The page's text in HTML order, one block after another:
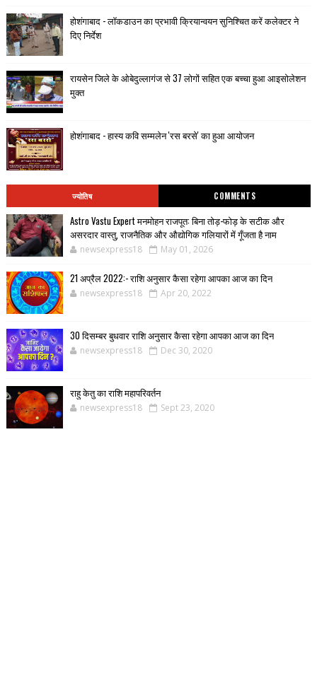
होशंगाबाद - लॉकडाउन का प्रभावी क्रियान्वयन सुनिश्चित करें कलेक्टर ने
दिए निर्देश
रायसेन जिले के ओबेदुल्लागंज से 37 लोगों सहित एक बच्चा हुआ आइसोलेशन
मुक्त
होशंगाबाद - हास्य कवि सम्मलेन 'रस बरसे' का हुआ आयोजन
ज्योतिष COMMENTS
Astro Vastu Expert मनमोहन राजपूत: बिना तोड़-फोड़ के सटीक और
असरदार वास्तु, राजनैतिक और औद्योगिक गलियारों में गूँजता है नाम
newsexpress18 May 01, 2026
21 अप्रैल 2022:- राशि अनुसार कैसा रहेगा आपका आज का दिन
newsexpress18 Apr 20, 2022
30 दिसम्बर बुधवार राशि अनुसार कैसा रहेगा आपका आज का दिन
newsexpress18 Dec 30, 2020
राहु केतु का राशि महापरिवर्तन
newsexpress18 Sept 23, 2020